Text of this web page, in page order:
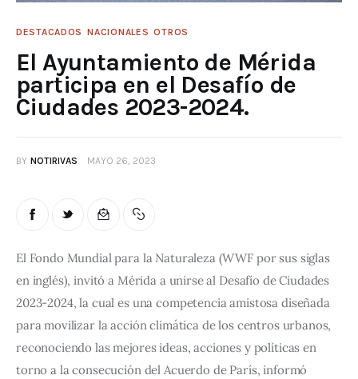
DESTACADOS NACIONALES OTROS
El Ayuntamiento de Mérida
participa en el Desafío de
Ciudades 2023-2024.
BY NOTIRIVAS MAYO 26, 2023
El Fondo Mundial para la Naturaleza (WWF por sus siglas
en inglés), invitó a Mérida a unirse al Desafío de Ciudades
2023-2024, la cual es una competencia amistosa diseñada
para movilizar la acción climática de los centros urbanos,
reconociendo las mejores ideas, acciones y políticas en
torno a la consecución del Acuerdo de París, informó